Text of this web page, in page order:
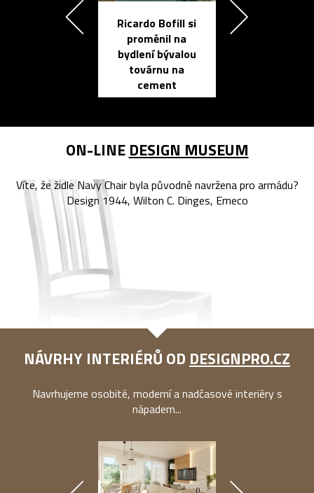
Ricardo Bofill si
proměnil na
bydlení bývalou
továrnu na
cement
ON-LINE DESIGN MUSEUM
Víte, že židle Navy Chair byla původně navržena pro armádu?
Design 1944, Wilton C. Dinges, Emeco
NÁVRHY INTERIÉRŮ OD DESIGNPRO.CZ
Navrhujeme osobité, moderní a nadčasové interiéry s
nápadem...